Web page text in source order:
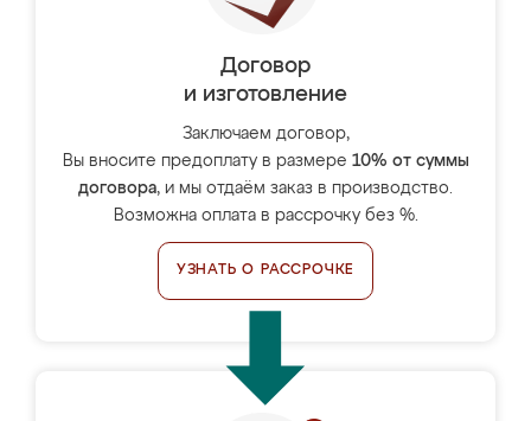
Договор
и изготовление
Заключаем договор,
Вы вносите предоплату в размере 10% от суммы
договора, и мы отдаём заказ в производство.
Возможна оплата в рассрочку без %.
УЗНАТЬ О РАССРОЧКЕ